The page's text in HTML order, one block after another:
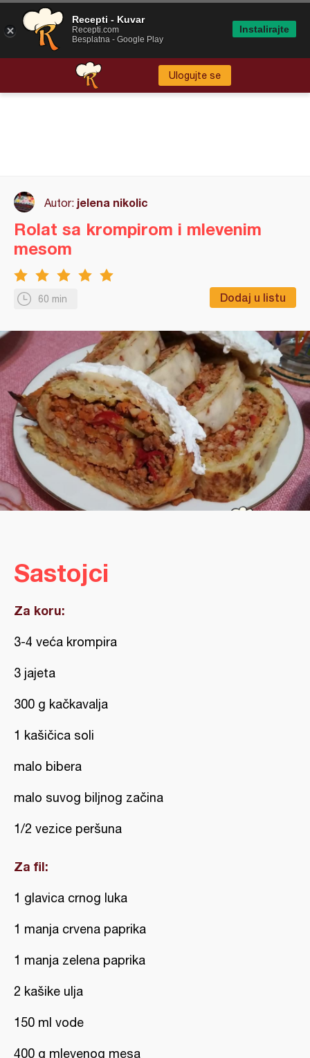
Ulogujte se
Autor: jelena nikolic
60 min Dodaj u listu
Rolat sa krompirom i mlevenim
mesom
Sastojci
Za koru:
3-4 veća krompira
3 jajeta
300 g kačkavalja
1 kašičica soli
malo bibera
malo suvog biljnog začina
1/2 vezice peršuna
Za fil:
1 glavica crnog luka
1 manja crvena paprika
1 manja zelena paprika
2 kašike ulja
150 ml vode
400 g mlevenog mesa
Recepti - Kuvar
Recepti.com
Besplatna - Google Play
Instalirajte